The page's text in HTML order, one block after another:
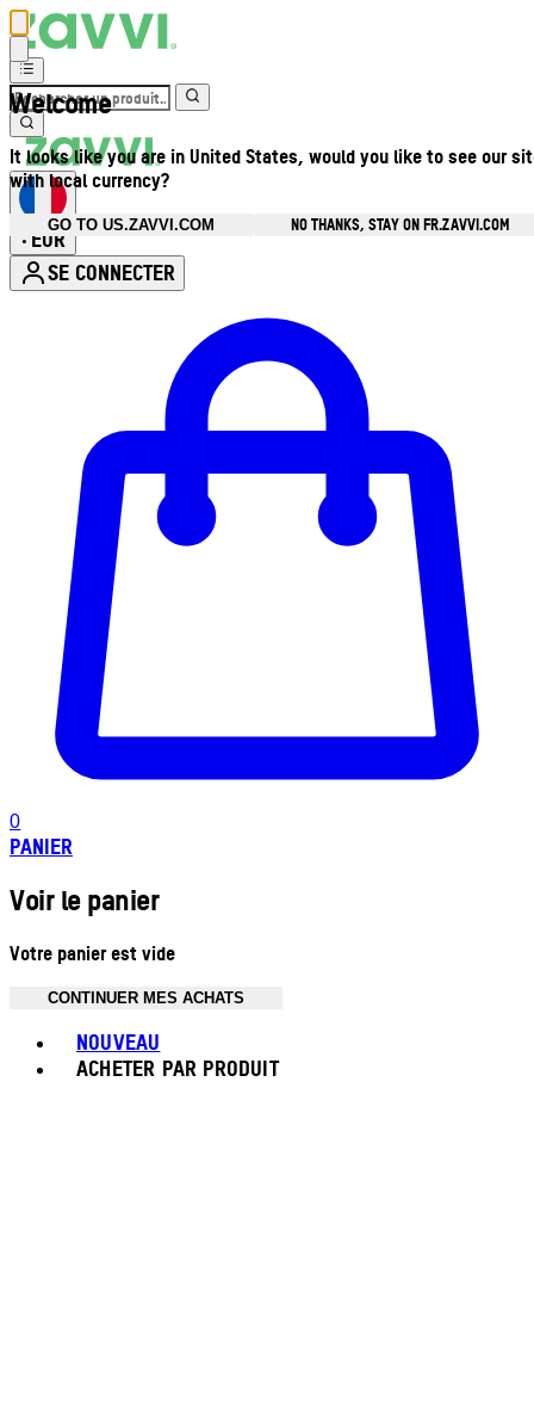
Welcome
It looks like you are in United States, would you like to see our
with local currency?
GO TO US.ZAVVI.COM
NO THANKS, STAY ON FR.ZAVVI.COM
• EUR
SE CONNECTER
0
PANIER
Voir le panier
Votre panier est vide
CONTINUER MES ACHATS
NOUVEAU
ACHETER PAR PRODUIT